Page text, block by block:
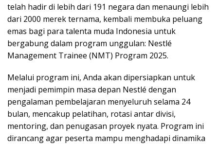
telah hadir di lebih dari 191 negara dan menaungi lebih
dari 2000 merek ternama, kembali membuka peluang
emas bagi para talenta muda Indonesia untuk
bergabung dalam program unggulan: Nestlé
Management Trainee (NMT) Program 2025.
Melalui program ini, Anda akan dipersiapkan untuk
menjadi pemimpin masa depan Nestlé dengan
pengalaman pembelajaran menyeluruh selama 24
bulan, mencakup pelatihan, rotasi antar divisi,
mentoring, dan penugasan proyek nyata. Program ini
dirancang agar peserta mampu menghadapi dinamika